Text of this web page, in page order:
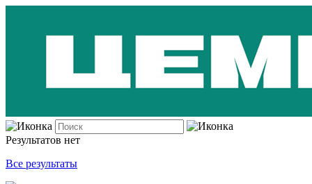
Результатов нет
Все результаты